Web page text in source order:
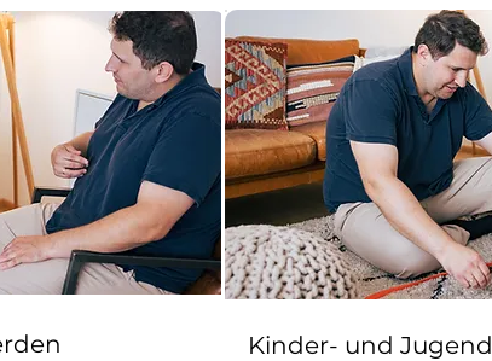
Kinder- und